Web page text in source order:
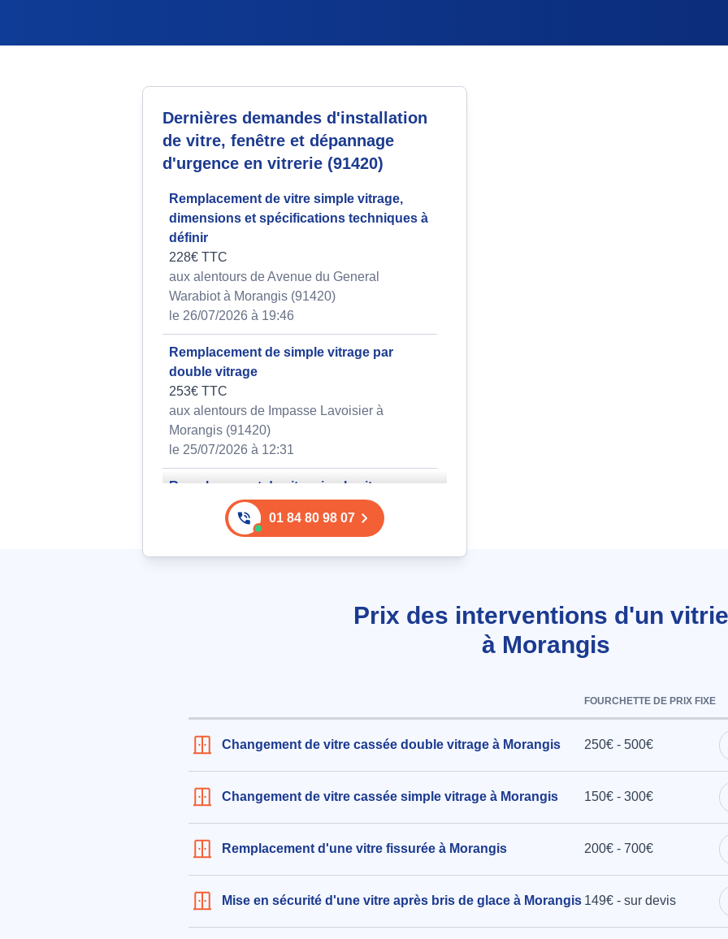
Dernières demandes d'installation
de vitre, fenêtre et dépannage
d'urgence en vitrerie (91420)
Remplacement de vitre simple vitrage,
dimensions et spécifications techniques à
définir
228€ TTC
aux alentours de Avenue du General
Warabiot à Morangis (91420)
le 26/07/2026 à 19:46
Remplacement de simple vitrage par
double vitrage
253€ TTC
aux alentours de Impasse Lavoisier à
Morangis (91420)
le 25/07/2026 à 12:31
Remplacement de vitre simple vitrage
pour verrière d'atelier
405€ TTC
Remplacement de vitre double vitrage
(91420)
le 26/07/2026 à 14:11
Remplacement de simple vitrage,
dimensions 60x110 cm
Morangis (91420)
Intervention pour installation de deux
vitres sur mesure, l'une de dimensions
01 84 80 98 07
Prix des interventions d'un
à Morangis
FOURCHETTE DE PRIX FIXE
Changement de vitre cassée double vitrage à Morangis 250€ - 500€
Changement de vitre cassée simple vitrage à Morangis 150€ - 300€
Remplacement d'une vitre fissurée à Morangis 200€ - 700€
Mise en sécurité d'une vitre après bris de glace à Morangis 149€ - sur devis